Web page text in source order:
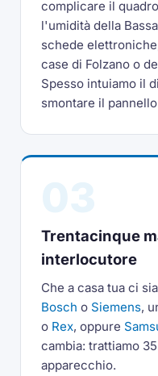
complicare il
l'umidità della
schede
case di Folzano o
Spesso intuiamo il
smontare il
Trentacinque
interlocutore
Che a casa tua ci
Bosch o Siemens,
o Rex, oppure
cambia: trattiamo
apparecchio.